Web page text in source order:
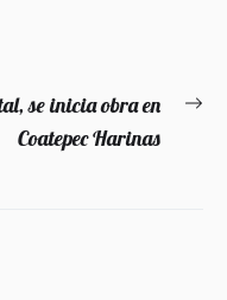
se inicia obra en
Coatepec Harinas